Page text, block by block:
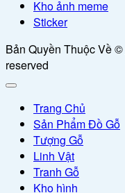
Kho ảnh meme
Sticker
Bản Quyền Thuộc Về ©
reserved
Trang Chủ
Sản Phẩm Đồ Gỗ
Tượng Gỗ
Linh Vật
Tranh Gỗ
Kho hình